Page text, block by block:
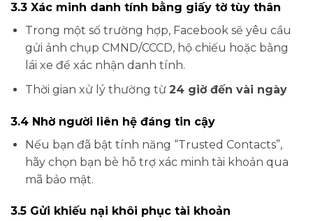
3.3 Xác minh danh tính bằng giấy tờ tùy thân
Trong một số trường hợp, Facebook sẽ yêu cầu
gửi ảnh chụp CMND/CCCD, hộ chiếu hoặc bằng
lái xe để xác nhận danh tính.
Thời gian xử lý thường từ 24 giờ đến vài ngày
3.4 Nhờ người liên hệ đáng tin cậy
Nếu bạn đã bật tính năng “Trusted Contacts”,
hãy chọn bạn bè hỗ trợ xác minh tài khoản qua
mã bảo mật.
3.5 Gửi khiếu nại khôi phục tài khoản